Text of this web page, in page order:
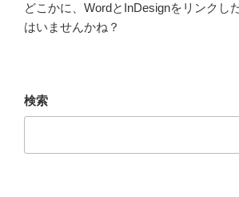
どこかに、WordとInDesignをリンクし
はいませんかね？
検索